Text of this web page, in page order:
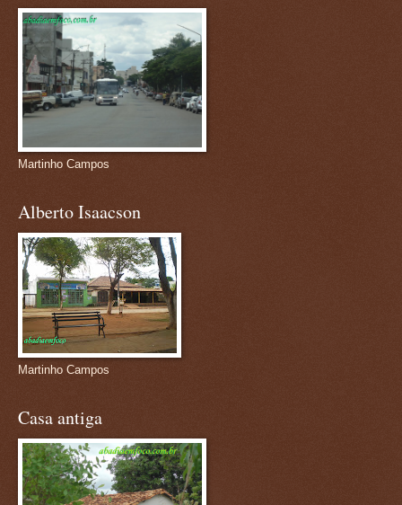
Martinho Campos
Alberto Isaacson
Martinho Campos
Casa antiga